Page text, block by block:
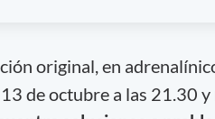
original, en
de octubre a las 21.30 y